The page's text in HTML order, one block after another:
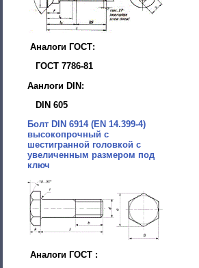
Аналоги ГОСТ:
ГОСТ 7786-81
Аанлоги DIN:
DIN 605
Болт DIN 6914 (EN 14.399-4)
высокопрочный с
шестигранной головкой с
увеличенным размером под
ключ
Аналоги ГОСТ :